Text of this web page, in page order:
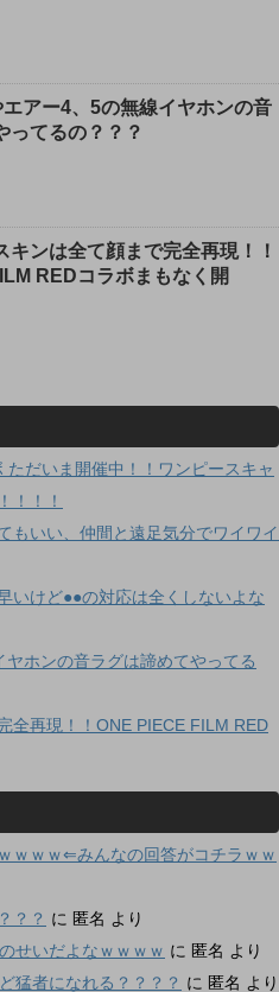
エアー4、5の無線イヤホンの音
ってるの？？？
キンは全て顔まで完全再現！！
REDコラボまもなく開
ただいま開催中！！ワンピースキャ
！！！
もいい、仲間と遠足気分でワイワイ
いけど●●の対応は全くしないよな
ヤホンの音ラグは諦めてやってる
全再現！！ONE PIECE FILM RED
ｗｗｗ⇐みんなの回答がコチラｗｗ
？？ に 匿名 より
せいだよなｗｗｗｗ に 匿名 より
猛者になれる？？？？ に 匿名 より